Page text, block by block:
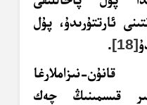
ئارتتۇرىدۇ، پۇل
[18]
.
نىزاملارغا
بىر قىسمىنىڭ چەك